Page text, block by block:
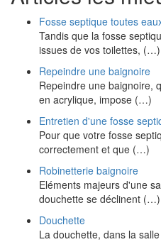
Fosse septique toutes
Tandis que la fosse
issues de vos toilettes, (…)
Repeindre une baignoire
Repeindre une baignoire,
en acrylique, impose (…)
Entretien d'une fosse
Pour que votre fosse
correctement et que (…)
Robinetterie baignoire
Eléments majeurs d'une
douchette se déclinent (…)
Douchette
La douchette, dans la